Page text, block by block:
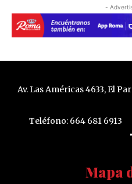
-
Av. Las Américas 4633, El
Teléfono: 664 681 6913
Mapa